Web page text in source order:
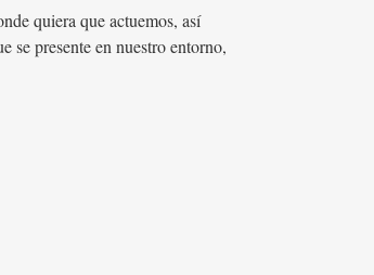
quiera que actuemos, así
se presente en nuestro entorno,